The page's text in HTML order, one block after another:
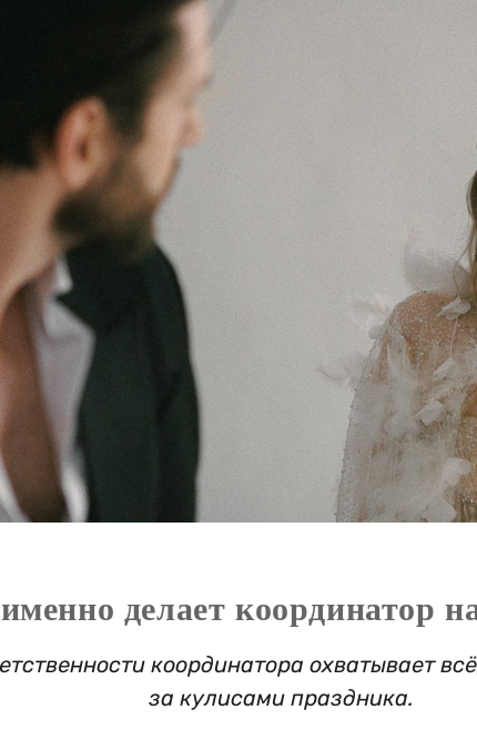
делает координатор
координатора охватывает
за кулисами праздника.